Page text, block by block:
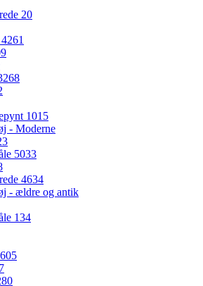
20
4261
1015
- Moderne
5033
4634
- ældre og antik
134
605